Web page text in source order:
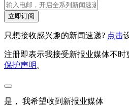
立即订阅
只想接收感兴趣的新闻速递? 点击
注册即表示我接受新报业媒体不时
保护声明 。
是， 我希望收到新报业媒体